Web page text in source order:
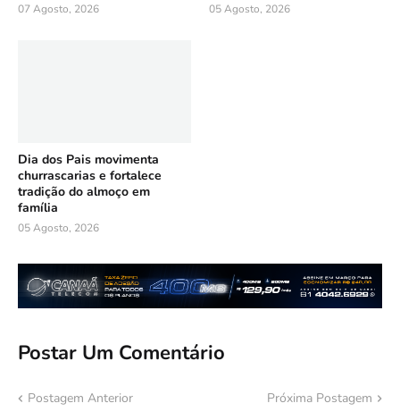
07 Agosto, 2026 05 Agosto, 2026
Dia dos Pais movimenta
churrascarias e fortalece
tradição do almoço em
família
05 Agosto, 2026
Postar Um Comentário
Postagem Anterior Próxima Postagem